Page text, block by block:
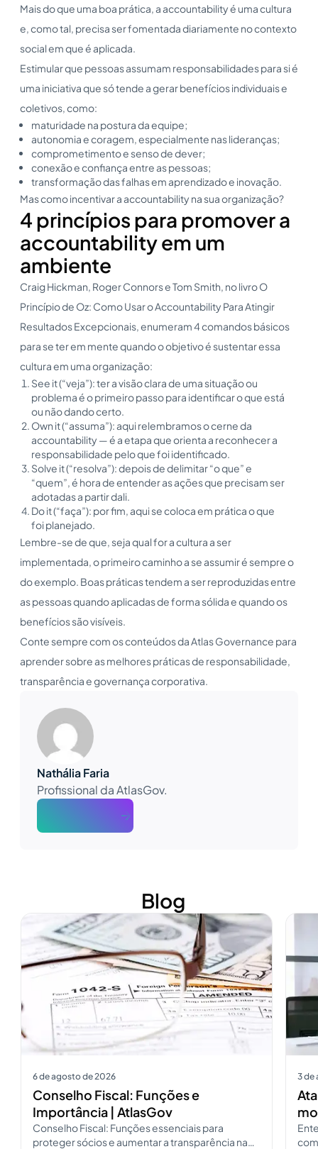
Mais do que uma boa prática, a accountability é uma cultura
e, como tal, precisa ser fomentada diariamente no contexto
social em que é aplicada.
Estimular que pessoas assumam responsabilidades para si é
uma iniciativa que só tende a gerar benefícios individuais e
coletivos, como:
maturidade na postura da equipe;
autonomia e coragem, especialmente nas lideranças;
comprometimento e senso de dever;
conexão e confiança entre as pessoas;
transformação das falhas em aprendizado e inovação.
Mas como incentivar a accountability na sua organização?
4 princípios para promover a
accountability em um
ambiente
Craig Hickman, Roger Connors e Tom Smith, no livro O
Princípio de Oz: Como Usar o Accountability Para Atingir
Resultados Excepcionais, enumeram 4 comandos básicos
para se ter em mente quando o objetivo é sustentar essa
cultura em uma organização:
See it (“veja”): ter a visão clara de uma situação ou
problema é o primeiro passo para identificar o que está
ou não dando certo.
Own it (“assuma”): aqui relembramos o cerne da
accountability — é a etapa que orienta a reconhecer a
responsabilidade pelo que foi identificado.
Solve it (“resolva”): depois de delimitar “o que” e
“quem”, é hora de entender as ações que precisam ser
adotadas a partir dali.
Do it (“faça”): por fim, aqui se coloca em prática o que
foi planejado.
Lembre-se de que, seja qual for a cultura a ser
implementada, o primeiro caminho a se assumir é sempre o
do exemplo. Boas práticas tendem a ser reproduzidas entre
as pessoas quando aplicadas de forma sólida e quando os
benefícios são visíveis.
Conte sempre com os conteúdos da Atlas Governance para
aprender sobre as melhores práticas de responsabilidade,
transparência e governança corporativa.
Nathália Faria
Profissional da AtlasGov.
Blog
6 de agosto de 2026
Conselho Fiscal: Funções e
Importância | AtlasGov
Conselho Fiscal: Funções essenciais para
proteger sócios e aumentar a transparência na
3 de